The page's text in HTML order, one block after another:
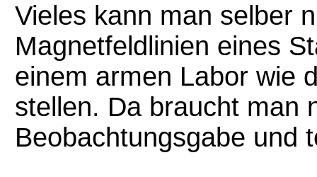
Vieles kann man selber
Magnetfeldlinien eines
einem armen Labor wie
stellen. Da braucht man
Beobachtungsgabe und